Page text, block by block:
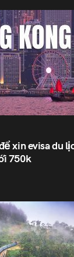
xin evisa du
750k